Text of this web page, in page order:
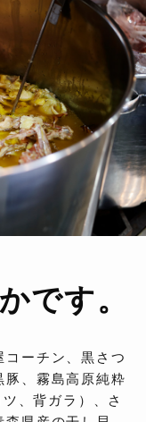
です。
コーチン、黒さつ
豚、霧島高原純粋
、背ガラ）、さ